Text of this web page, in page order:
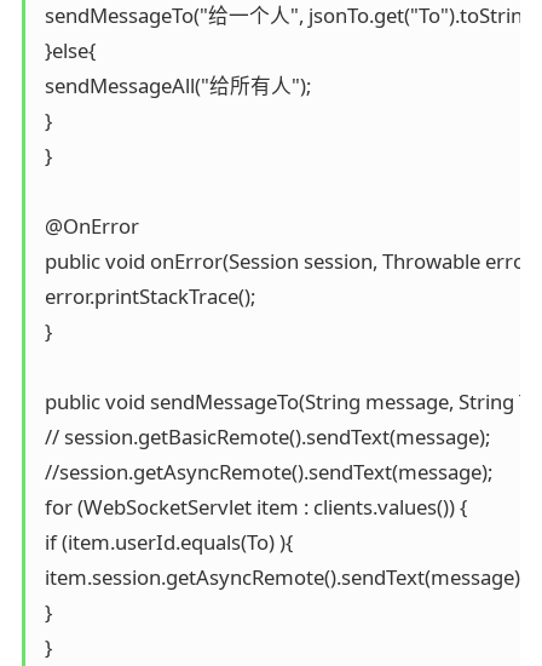
sendMessageTo("给一个人",
}else{
sendMessageAll("给所有人");
}
}
@OnError
public void onError(Session session, Throwable
error.printStackTrace();
}
public void sendMessageTo(String message, String
// session.getBasicRemote().sendText(message);
//session.getAsyncRemote().sendText(message);
for (WebSocketServlet item : clients.values()) {
if (item.userId.equals(To) ){
item.session.getAsyncRemote().sendText(message);
}
}